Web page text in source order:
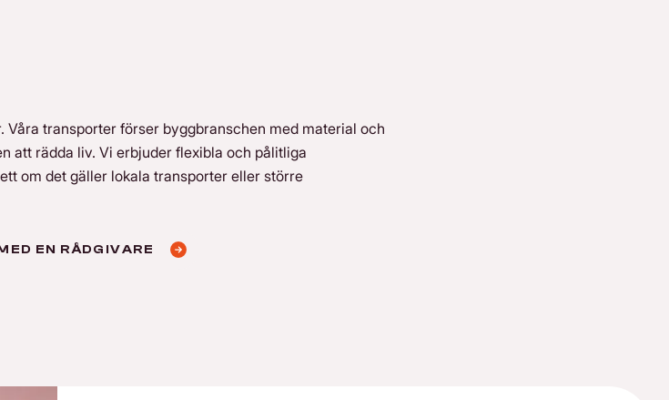
transporter förser byggbranschen med material och
att rädda liv. Vi erbjuder flexibla och pålitliga
om det gäller lokala transporter eller större
EN RÅDGIVARE